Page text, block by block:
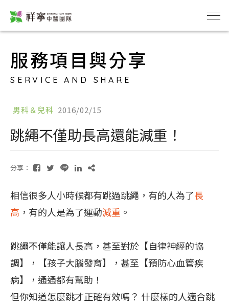
服務項目與分享
SERVICE AND SHARE
男科＆兒科 2016/02/15
跳繩不僅助長高還能減重！
分享：
相信很多人小時候都有跳過跳繩，有的人為了長
高 ，有的人是為了運動減重 。
跳繩不僅能讓人長高，甚至對於【自律神經的協
調】，【孩子大腦發育】，甚至【預防心血管疾
病】，通通都有幫助！
但你知道怎麼跳才正確有效嗎？ 什麼樣的人適合跳